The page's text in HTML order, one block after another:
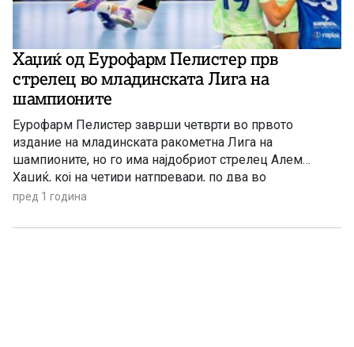
Хаџиќ од Еурофарм Пелистер прв
стрелец во младинската Лига на
шампионите
Еурофарм Пелистер заврши четврти во првото
издание на младинската ракометна Лига на
шампионите, но го има најдобриот стрелец Алем
Хаџиќ, кој на четири натпревари, по два во
квалификациите и на завршниот турнир во Келн,
Херцеговина, кој денеска наполни 18 години, го остави
пред 1 година